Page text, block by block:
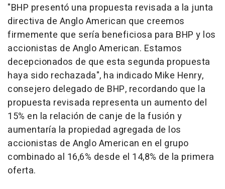
"BHP presentó una propuesta revisada a la junta
directiva de Anglo American que creemos
firmemente que sería beneficiosa para BHP y los
accionistas de Anglo American. Estamos
decepcionados de que esta segunda propuesta
haya sido rechazada", ha indicado Mike Henry,
consejero delegado de BHP, recordando que la
propuesta revisada representa un aumento del
15% en la relación de canje de la fusión y
aumentaría la propiedad agregada de los
accionistas de Anglo American en el grupo
combinado al 16,6% desde el 14,8% de la primera
oferta.